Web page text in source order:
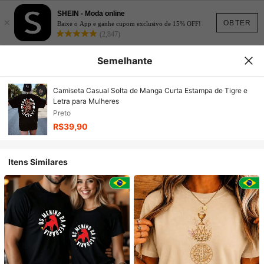
OBTER
×
SHEIN - Moda online
Baixe o App e ganhe cupom exclusivo de 15% OFF!
(2,847)
Semelhante
Camiseta Casual Solta de Manga Curta Estampa de Tigre e
Letra para Mulheres
Preto
R$39,90
Itens Similares